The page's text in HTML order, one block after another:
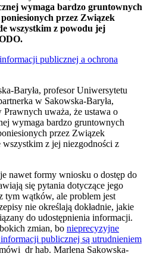
wymaga bardzo gruntownych
przez Związek
wszystkim z powodu jej
publicznej a ochrona
Baryła, profesor Uniwersytetu
w Sakowska-Baryła,
uważa, że ustawa o
wymaga bardzo gruntownych
przez Związek
z jej niezgodności z
nawet formy wniosku o dostęp do
się pytania dotyczące jego
tym wątków, ale problem jest
nie określają dokładnie, jakie
do udostępnienia informacji.
zmian, bo nieprecyzyjne
publicznej są utrudnieniem
dr hab. Marlena Sakowska-